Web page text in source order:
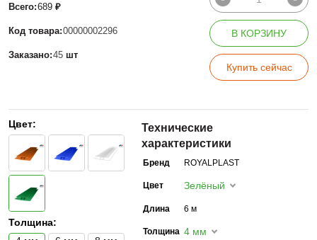
Всего:689 ₽
Код товара:00000002296
Заказано:45 шт
В КОРЗИНУ
Купить сейчас
Цвет:
Толщина:
Технические
характеристики
Бренд ROYALPLAST
Цвет Зелёный
Длина 6 м
Толщина 4 мм